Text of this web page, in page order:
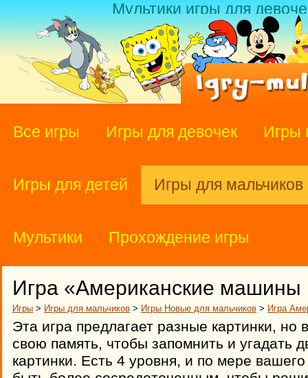
Мультики игры для
Все игры Игры для девочек Игры
Игры для детей Игры для мальчиков
Мультики Прохождение игры
Игра «Американские машины
Игры > Игры для мальчиков > Игры Новые для мальчиков > Игра
Эта игра предлагает разные картинки, но
свою память, чтобы запомнить и угадать
картинки. Есть 4 уровня, и по мере